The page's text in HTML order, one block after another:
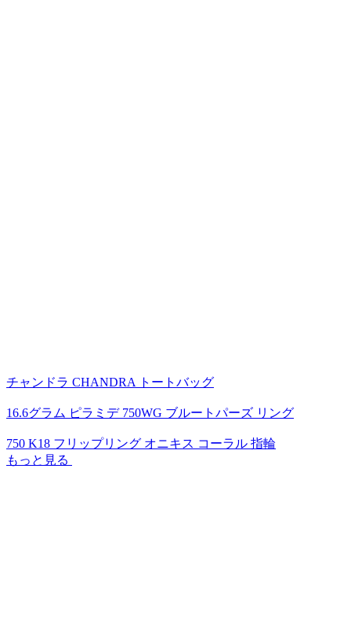
チャンドラ CHANDRA トートバッグ
16.6グラム ピラミデ 750WG ブルートパーズ リング
750 K18 フリップリング オニキス コーラル 指輪
もっと見る